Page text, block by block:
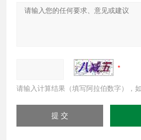
请输入计算结果（填写阿拉伯数字），